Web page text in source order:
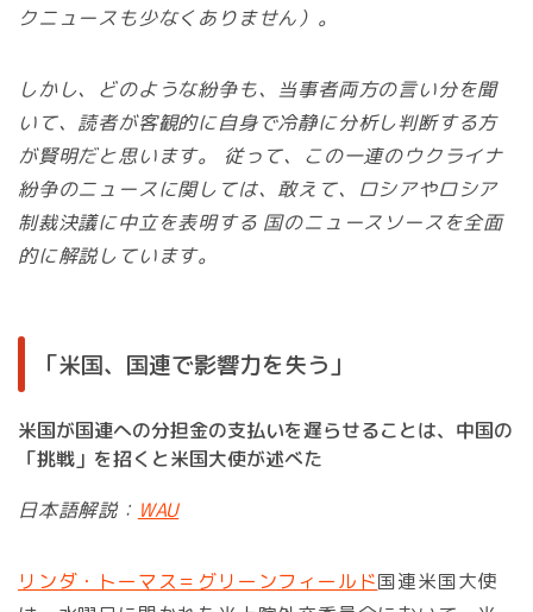
クニュースも少なくありません）。
しかし、どのような紛争も、当事者両方の言い分を聞
いて、読者が客観的に自身で冷静に分析し判断する方
が賢明だと思います。 従って、この一連のウクライナ
紛争のニュースに関しては、敢えて、ロシアやロシア
制裁決議に中立を表明する 国のニュースソースを全面
的に解説しています。
「米国、国連で影響力を失う」
米国が国連への分担金の支払いを遅らせることは、中国の
「挑戦」を招くと米国大使が述べた
日本語解説： WAU
リンダ・トーマス＝グリーンフィールド国連米国大使